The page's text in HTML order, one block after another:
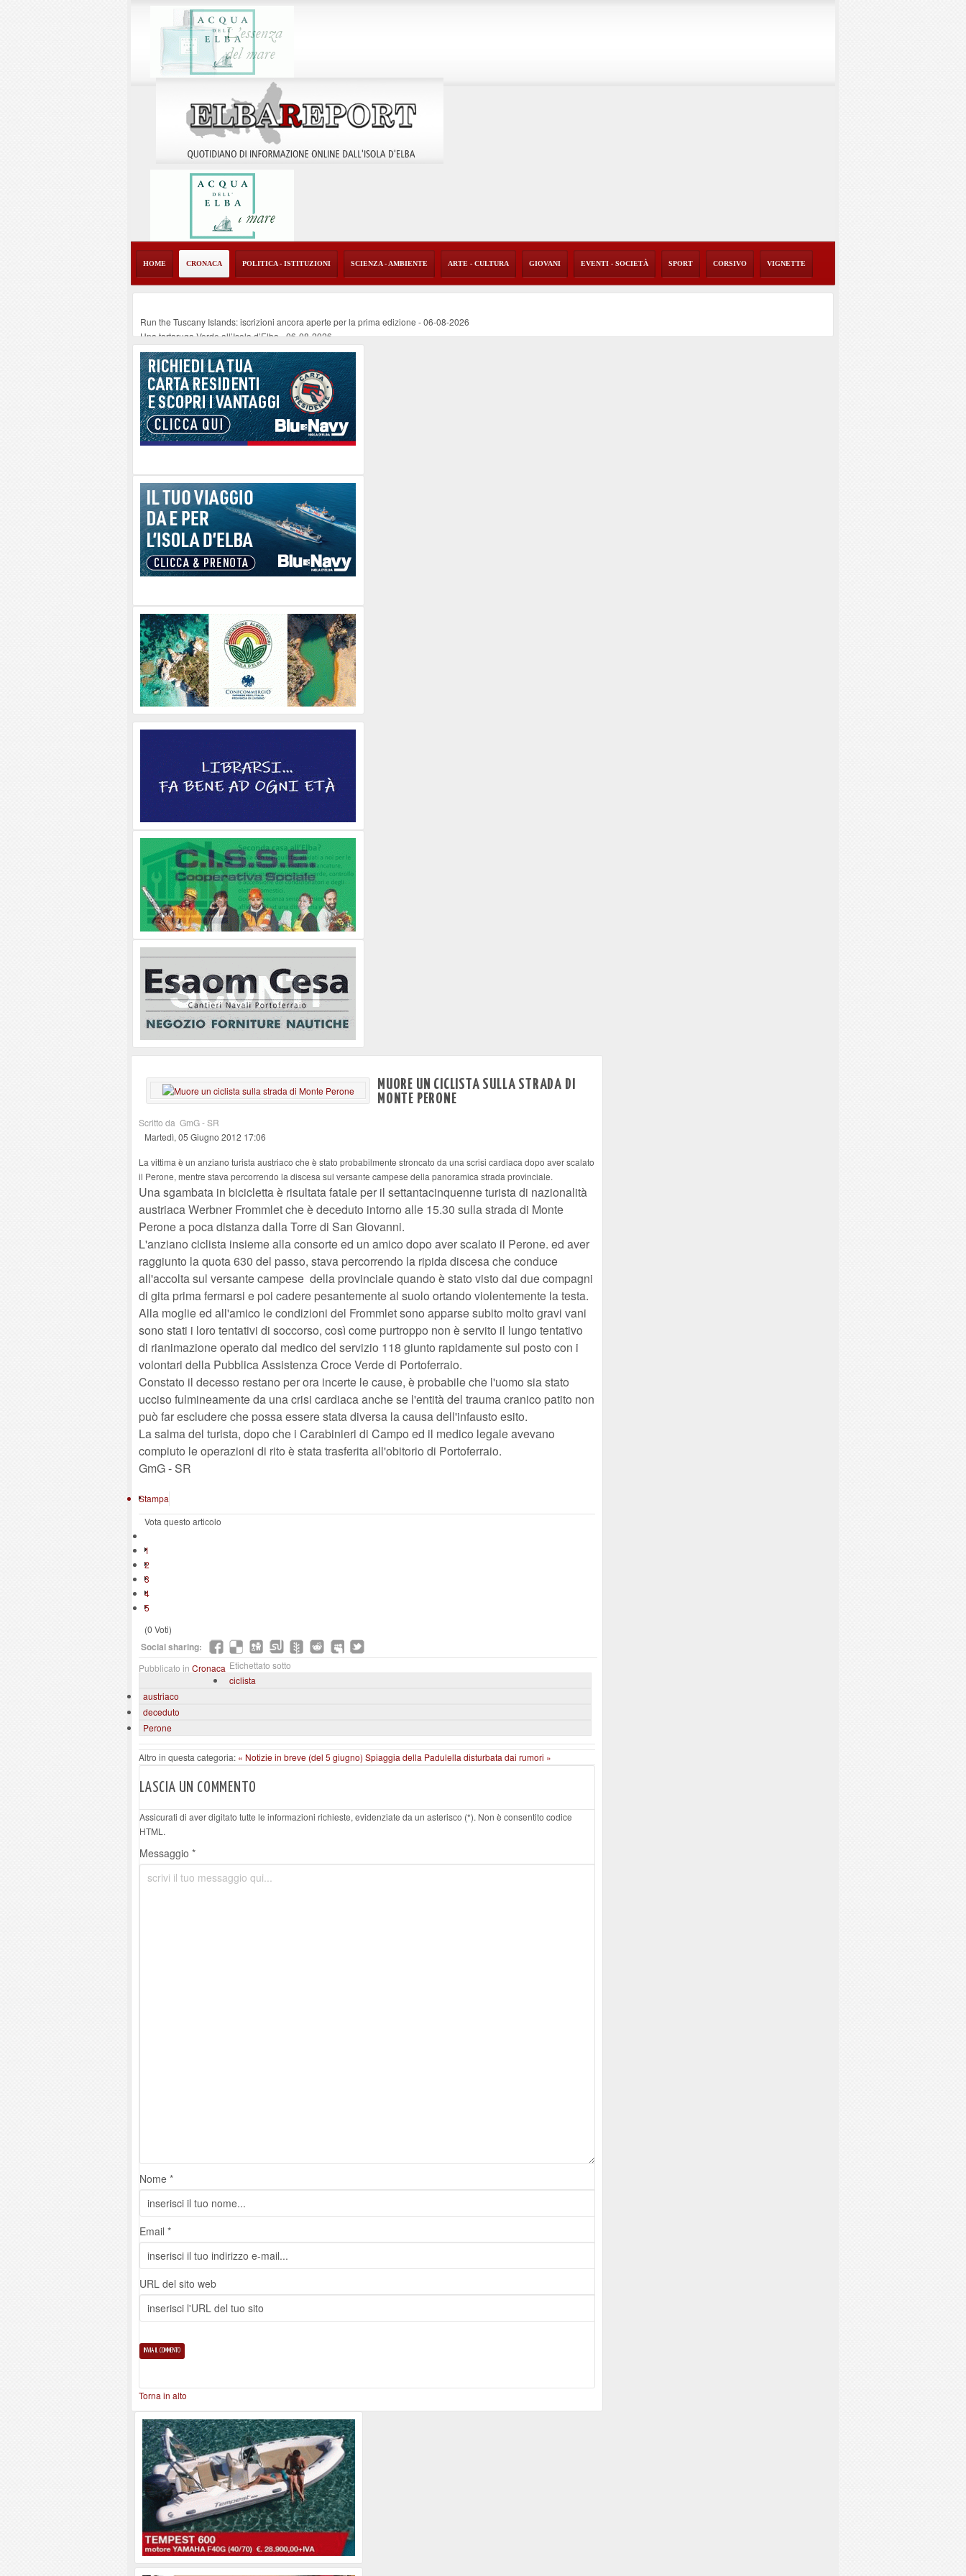
HOME CRONACA POLITICA - ISTITUZIONI SCIENZA - AMBIENTE ARTE - CULTURA GIOVANI EVENTI - SOCIETÀ SPORT CORSIVO VIGNETTE
Run the Tuscany Islands: iscrizioni ancora aperte per la prima edizione -06-08-2026
Una tartaruga Verde all’Isola d’Elba-06-08-2026
Furgone in fiamme a Capoliveri, illeso il conducente-06-08-2026
Campo: chiusura della biblioteca comunale in occasione del Santo Patrono
A Carpani si apre la Festa di Liberazione: il programma della prima serata
MUORE UN CICLISTA SULLA STRADA DI
MONTE PERONE
Scritto da GmG - SR
Martedì, 05 Giugno 2012 17:06
La vittima è un anziano turista austriaco che è stato probabilmente stroncato da una scrisi cardiaca dopo aver scalato
il Perone, mentre stava percorrendo la discesa sul versante campese della panoramica strada provinciale.
Una sgambata in bicicletta è risultata fatale per il settantacinquenne turista di nazionalità
austriaca Werbner Frommlet che è deceduto intorno alle 15.30 sulla strada di Monte
Perone a poca distanza dalla Torre di San Giovanni.
L'anziano ciclista insieme alla consorte ed un amico dopo aver scalato il Perone. ed aver
raggiunto la quota 630 del passo, stava percorrendo la ripida discesa che conduce
all'accolta sul versante campese della provinciale quando è stato visto dai due compagni
di gita prima fermarsi e poi cadere pesantemente al suolo ortando violentemente la testa.
Alla moglie ed all'amico le condizioni del Frommlet sono apparse subito molto gravi vani
sono stati i loro tentativi di soccorso, così come purtroppo non è servito il lungo tentativo
di rianimazione operato dal medico del servizio 118 giunto rapidamente sul posto con i
volontari della Pubblica Assistenza Croce Verde di Portoferraio.
Constato il decesso restano per ora incerte le cause, è probabile che l'uomo sia stato
ucciso fulmineamente da una crisi cardiaca anche se l'entità del trauma cranico patito non
può far escludere che possa essere stata diversa la causa dell'infausto esito.
La salma del turista, dopo che i Carabinieri di Campo ed il medico legale avevano
compiuto le operazioni di rito è stata trasferita all'obitorio di Portoferraio.
GmG - SR
Stampa
Vota questo articolo
1
2
3
4
5
(0 Voti)
Social sharing:
Pubblicato in Cronaca Etichettato sotto
ciclista
austriaco
deceduto
Perone
Altro in questa categoria: « Notizie in breve (del 5 giugno) Spiaggia della Padulella disturbata dai rumori »
LASCIA UN COMMENTO
Assicurati di aver digitato tutte le informazioni richieste, evidenziate da un asterisco (*). Non è consentito codice
HTML.
Messaggio *
Nome *
Email *
URL del sito web
Torna in alto